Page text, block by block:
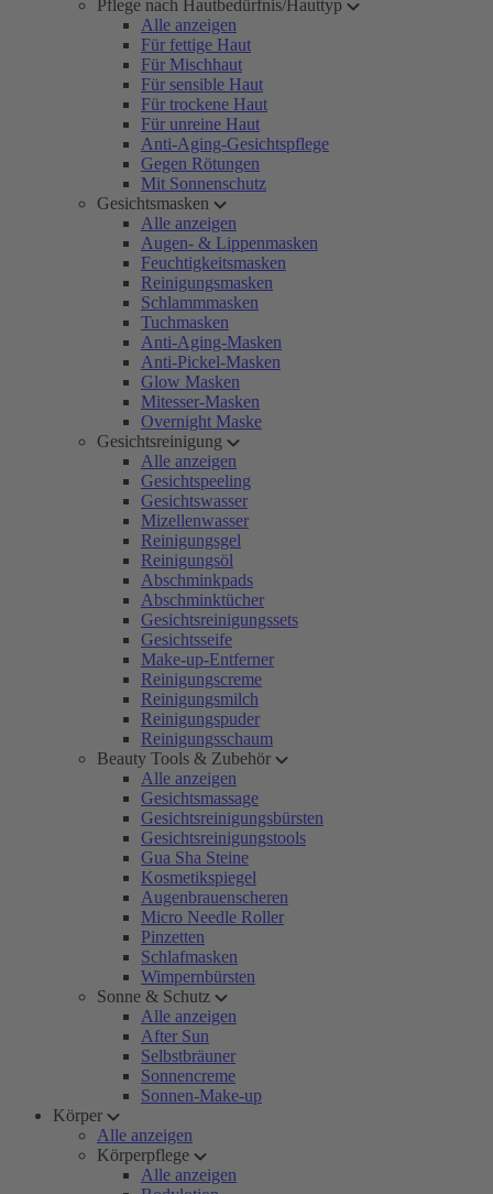
Pflege nach Hautbedürfnis/Hauttyp
Alle anzeigen
Für fettige Haut
Für Mischhaut
Für sensible Haut
Für trockene Haut
Für unreine Haut
Anti-Aging-Gesichtspflege
Gegen Rötungen
Mit Sonnenschutz
Gesichtsmasken
Alle anzeigen
Augen- & Lippenmasken
Feuchtigkeitsmasken
Reinigungsmasken
Schlammmasken
Tuchmasken
Anti-Aging-Masken
Anti-Pickel-Masken
Glow Masken
Mitesser-Masken
Overnight Maske
Gesichtsreinigung
Alle anzeigen
Gesichtspeeling
Gesichtswasser
Mizellenwasser
Reinigungsgel
Reinigungsöl
Abschminkpads
Abschminktücher
Gesichtsreinigungssets
Gesichtsseife
Make-up-Entferner
Reinigungscreme
Reinigungsmilch
Reinigungspuder
Reinigungsschaum
Beauty Tools & Zubehör
Alle anzeigen
Gesichtsmassage
Gesichtsreinigungsbürsten
Gesichtsreinigungstools
Gua Sha Steine
Kosmetikspiegel
Augenbrauenscheren
Micro Needle Roller
Pinzetten
Schlafmasken
Wimpernbürsten
Sonne & Schutz
Alle anzeigen
After Sun
Selbstbräuner
Sonnencreme
Sonnen-Make-up
Körper
Alle anzeigen
Körperpflege
Alle anzeigen